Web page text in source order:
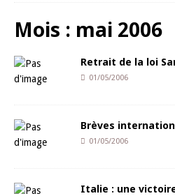
Mois : mai 2006
Retrait de la loi
01/05/2006
Brèves
01/05/2006
Italie : une